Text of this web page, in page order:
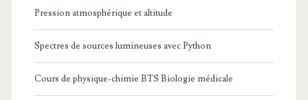
Pression atmosphérique et altitude
Spectres de sources lumineuses avec Python
Cours de physique-chimie BTS Biologie médicale